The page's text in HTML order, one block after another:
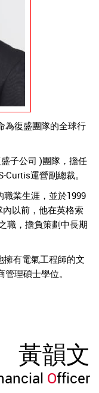
為復盛團隊的全球行
子公司 )團隊，擔任
運營副總裁。
職業生涯，並於1999
以前，他在英格索
職，擔負策劃中長期
擁有電氣工程師的文
理碩士學位。
黃韻文
Officer